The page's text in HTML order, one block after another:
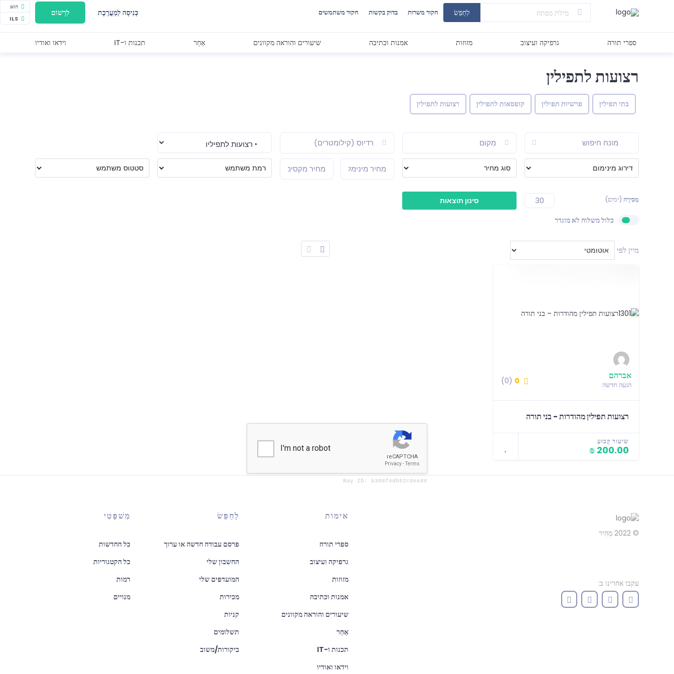
הוּא
ILS
לְחַפֵּשׂ חקור משרות בדוק בקשות חקור משתמשים כְּנִיסָה לַמַעֲרֶכֶת לִרְשׁוֹם
ספרי תורה גרפיקה ועיצוב מזוזות אמנות וכתיבה שיעורים והוראה מקוונים אַחֵר תכנות ו-IT וידאו ואודיו
רצועות לתפילין
בתי תפילין פרשיות תפילין קופסאות לתפילין רצועות לתפילין
מְסִירָה (ימים)
כלול משלוח לא מוגדר
מיין לפי
אברהם
הגעה חדשה 0
(0)
רצועות תפילין מהודרות - בני תורה
שיעור קָבוּעַ
200.00 ₪
© 2022 מְחִיר
עקבו אחרינו ב:
אימות
ספרי תורה
גרפיקה ועיצוב
מזוזות
אמנות וכתיבה
שיעורים והוראה מקוונים
אַחֵר
תכנות ו-IT
וידאו ואודיו
לְחַפֵּשׂ
פרסם עבודה חדשה או ערוך
החשבון שלי
המועדפים שלי
מכירות
קניות
תשלומים
ביקורות/משוב
מִשׁפָּטִי
כל החדשות
כל הקטגוריות
רמות
מנויים